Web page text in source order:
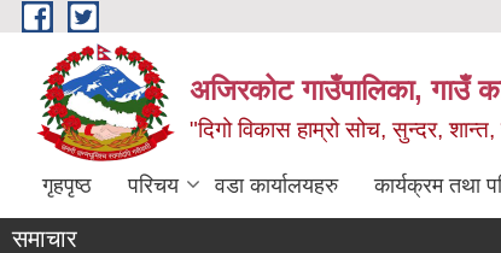
Skip to main content
अजिरकोट गाउँपालिका, गाउँ
"दिगो विकास हाम्रो सोच, सुन्दर,
गृहपृष्ठ परिचय वडा कार्यालयहरु कार्यक्रम तथा
समाचार